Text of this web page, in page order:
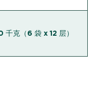
千克（6 袋 x 12 层）